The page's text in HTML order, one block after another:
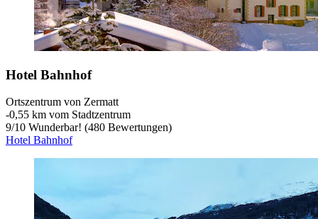
Hotel Bahnhof
Ortszentrum von Zermatt
‐0,55 km vom Stadtzentrum
9/10 Wunderbar! (480 Bewertungen)
Hotel Bahnhof